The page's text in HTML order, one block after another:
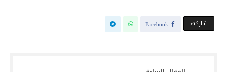
‫‫ شاركها‬ Facebook